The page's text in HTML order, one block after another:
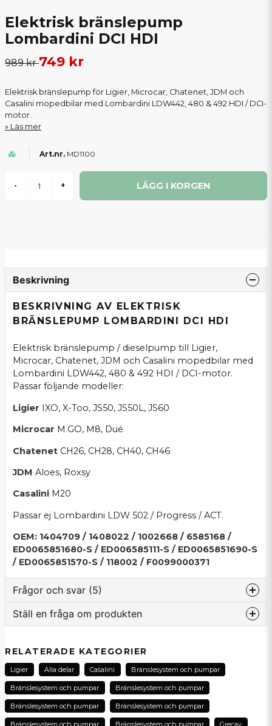
Elektrisk bränslepump
Lombardini DCI HDI
989 kr749 kr
Elektrisk bränslepump för Ligier, Microcar, Chatenet, JDM och
Casalini mopedbilar med Lombardini LDW442, 480 & 492 HDI / DCI-
motor.
Läs mer
MD1100
- + LÄGG I KORGEN
Beskrivning
BESKRIVNING AV ELEKTRISK
BRÄNSLEPUMP LOMBARDINI DCI HDI
Elektrisk bränslepump / dieselpump till Ligier,
Microcar, Chatenet, JDM och Casalini mopedbilar med
Lombardini LDW442, 480 & 492 HDI / DCI-motor.
Passar följande modeller:
Ligier IXO, X-Too, JS50, JS50L, JS60
Microcar M.GO, M8, Dué
Chatenet CH26, CH28, CH40, CH46
JDM Aloes, Roxsy
Casalini M20
Passar ej Lombardini LDW 502 / Progress / ACT.
OEM: 1404709 / 1408022 / 1002668 / 6585168 /
ED0065851680-S / ED006585111-S / ED0065851690-S
/ ED0065851570-S / 118002 / F0099000371
Frågor och svar (5)
Butiken svarade
Hej Anders och tack för din produktfråga. Denna
bränslepumpen / dieselpumpen ska ge ca 0.21 -
0.34 bar i bränsletryck.
Ställ en fråga om produkten
Fråga oss om denna produkt...
name
Namn
RELATERADE KATEGORIER
Ligier Alla delar Casalini Bränslesystem och pumpar
Bränslesystem och pumpar Bränslesystem och pumpar
Bränslesystem och pumpar Bränslesystem och pumpar
Bränslesystem och pumpar Bränslesystem och pumpar Grecav